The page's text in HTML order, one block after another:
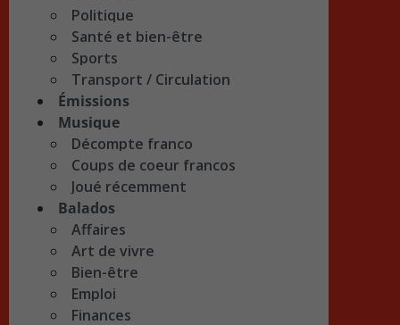
Politique
Santé et bien-être
Sports
Transport / Circulation
Émissions
Musique
Décompte franco
Coups de coeur francos
Joué récemment
Balados
Affaires
Art de vivre
Bien-être
Emploi
Finances